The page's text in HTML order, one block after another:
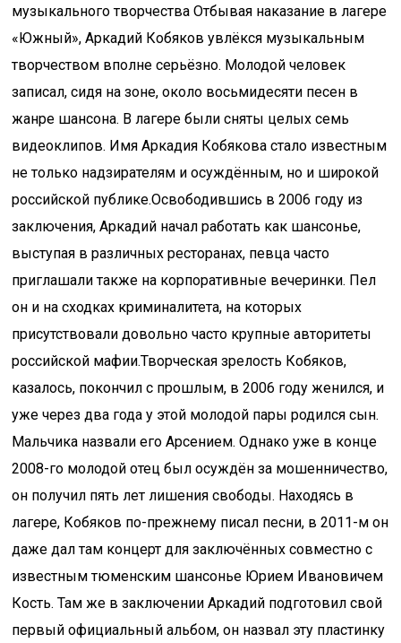
музыкального творчества Отбывая наказание в лагере
«Южный», Аркадий Кобяков увлёкся музыкальным
творчеством вполне серьёзно. Молодой человек
записал, сидя на зоне, около восьмидесяти песен в
жанре шансона. В лагере были сняты целых семь
видеоклипов. Имя Аркадия Кобякова стало известным
не только надзирателям и осуждённым, но и широкой
российской публике.Освободившись в 2006 году из
заключения, Аркадий начал работать как шансонье,
выступая в различных ресторанах, певца часто
приглашали также на корпоративные вечеринки. Пел
он и на сходках криминалитета, на которых
присутствовали довольно часто крупные авторитеты
российской мафии.Творческая зрелость Кобяков,
казалось, покончил с прошлым, в 2006 году женился, и
уже через два года у этой молодой пары родился сын.
Мальчика назвали его Арсением. Однако уже в конце
2008-го молодой отец был осуждён за мошенничество,
он получил пять лет лишения свободы. Находясь в
лагере, Кобяков по-прежнему писал песни, в 2011-м он
даже дал там концерт для заключённых совместно с
известным тюменским шансонье Юрием Ивановичем
Кость. Там же в заключении Аркадий подготовил свой
первый официальный альбом, он назвал эту пластинку